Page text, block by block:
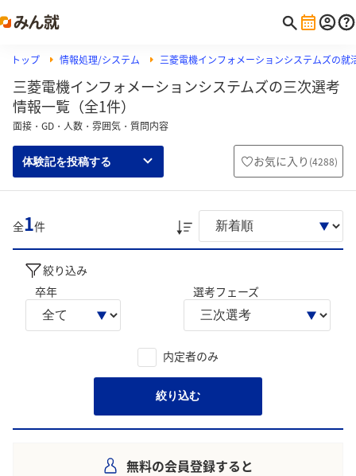
トップ 情報処理/システム 三菱電機インフォメーションシステムズの就
三菱電機インフォメーションシステムズの三次選考
情報一覧（全1件）
面接・GD・人数・雰囲気・質問内容
体験記を投稿する お気に入り (4288)
全1件
絞り込み
卒年
選考フェーズ
内定者のみ
絞り込む
無料の会員登録すると